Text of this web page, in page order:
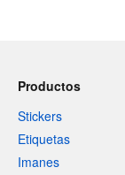
Productos
Stickers
Etiquetas
Imanes